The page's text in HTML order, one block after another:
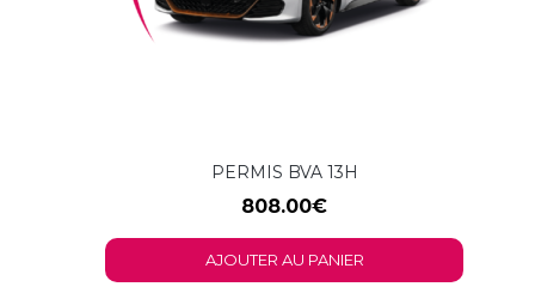
PERMIS BVA 13H
808.00€
AJOUTER AU PANIER